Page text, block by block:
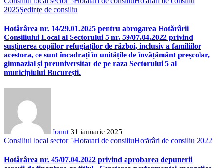
2025Ședințe de consiliu
Hotărârea nr. 14/29.01.2025 pentru abrogarea Hotărârii
Consiliului Local al Sectorului 5 nr. 59/07.04.2022 privind
susținerea copiilor refugiaților de război, inclusiv a familiilor
acestora, ce sunt încadrați în unitățile de învățământ preșcolar,
gimnazial și preuniversitar de pe raza Sectorului 5 al
municipiului București.
Ionut 31 ianuarie 2025
Consiliul local sector 5Hotarari de consiliuHotărâri de consiliu 2022
Hotărârea nr. 45/07.04.2022 privind aprobarea depunerii